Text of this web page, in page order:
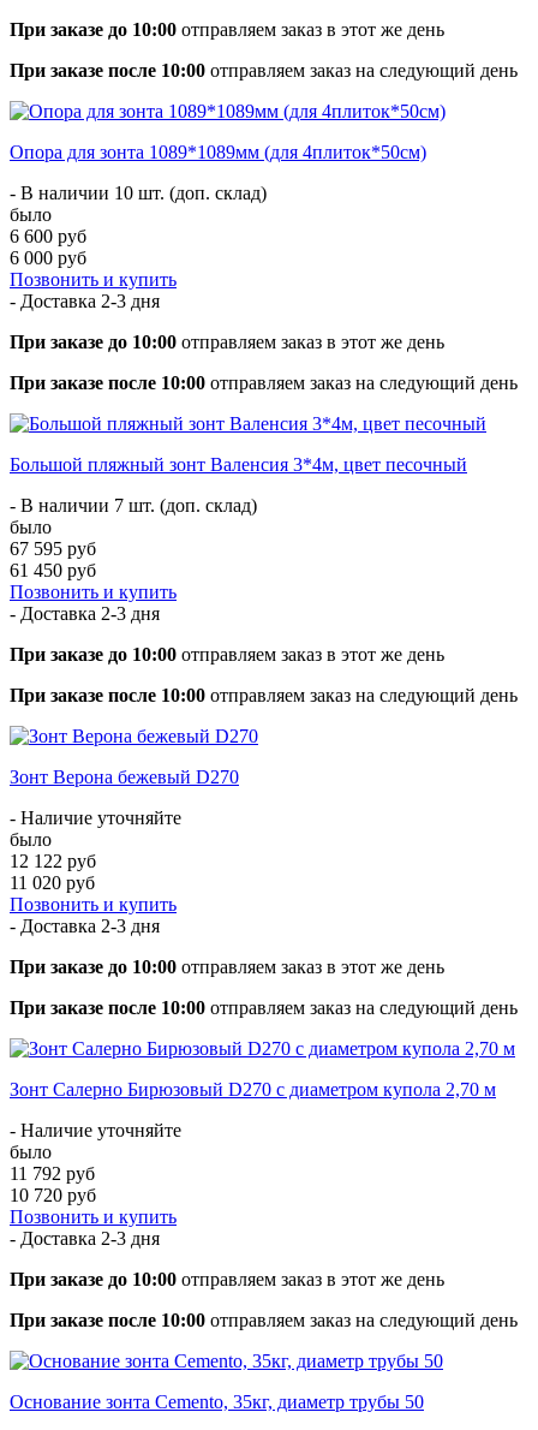
При заказе до 10:00 отправляем заказ в этот же день
При заказе после 10:00 отправляем заказ на следующий день
Опора для зонта 1089*1089мм (для 4плиток*50см)
- В наличии 10 шт. (доп. склад)
было
6 600 руб
6 000 руб
Позвонить и купить
- Доставка 2-3 дня
При заказе до 10:00 отправляем заказ в этот же день
При заказе после 10:00 отправляем заказ на следующий день
Большой пляжный зонт Валенсия 3*4м, цвет песочный
- В наличии 7 шт. (доп. склад)
было
67 595 руб
61 450 руб
Позвонить и купить
- Доставка 2-3 дня
При заказе до 10:00 отправляем заказ в этот же день
При заказе после 10:00 отправляем заказ на следующий день
Зонт Верона бежевый D270
- Наличие уточняйте
было
12 122 руб
11 020 руб
Позвонить и купить
- Доставка 2-3 дня
При заказе до 10:00 отправляем заказ в этот же день
При заказе после 10:00 отправляем заказ на следующий день
Зонт Салерно Бирюзовый D270 с диаметром купола 2,70 м
- Наличие уточняйте
было
11 792 руб
10 720 руб
Позвонить и купить
- Доставка 2-3 дня
При заказе до 10:00 отправляем заказ в этот же день
При заказе после 10:00 отправляем заказ на следующий день
Основание зонта Cemento, 35кг, диаметр трубы 50